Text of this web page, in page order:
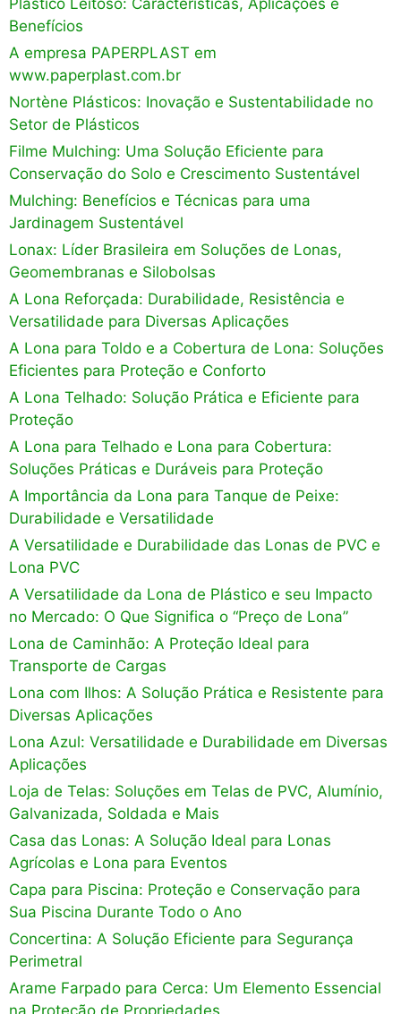
Plástico Leitoso: Características, Aplicações e
Benefícios
A empresa PAPERPLAST em
www.paperplast.com.br
Nortène Plásticos: Inovação e Sustentabilidade no
Setor de Plásticos
Filme Mulching: Uma Solução Eficiente para
Conservação do Solo e Crescimento Sustentável
Mulching: Benefícios e Técnicas para uma
Jardinagem Sustentável
Lonax: Líder Brasileira em Soluções de Lonas,
Geomembranas e Silobolsas
A Lona Reforçada: Durabilidade, Resistência e
Versatilidade para Diversas Aplicações
A Lona para Toldo e a Cobertura de Lona: Soluções
Eficientes para Proteção e Conforto
A Lona Telhado: Solução Prática e Eficiente para
Proteção
A Lona para Telhado e Lona para Cobertura:
Soluções Práticas e Duráveis para Proteção
A Importância da Lona para Tanque de Peixe:
Durabilidade e Versatilidade
A Versatilidade e Durabilidade das Lonas de PVC e
Lona PVC
A Versatilidade da Lona de Plástico e seu Impacto
no Mercado: O Que Significa o “Preço de Lona”
Lona de Caminhão: A Proteção Ideal para
Transporte de Cargas
Lona com Ilhos: A Solução Prática e Resistente para
Diversas Aplicações
Lona Azul: Versatilidade e Durabilidade em Diversas
Aplicações
Loja de Telas: Soluções em Telas de PVC, Alumínio,
Galvanizada, Soldada e Mais
Casa das Lonas: A Solução Ideal para Lonas
Agrícolas e Lona para Eventos
Capa para Piscina: Proteção e Conservação para
Sua Piscina Durante Todo o Ano
Concertina: A Solução Eficiente para Segurança
Perimetral
Arame Farpado para Cerca: Um Elemento Essencial